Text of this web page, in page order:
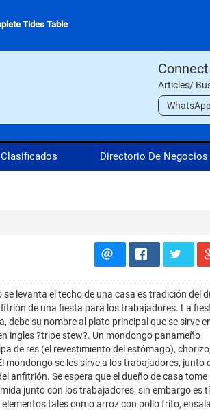
Tides Table
Articles/
Clasificados Directorio De Negocios
se levanta el techo de una casa es tradición del
de una fiesta para los trabajadores. La
debe su nombre al plato principal que se sirve
ingles ?tripe stew?. Un mondongo panameño
de res (el revestimiento del estómago), chorizo,
mondongo se les sirve a los trabajadores, junto
anfitrión. Se espera que el dueño de casa tome
junto con los trabajadores, sin embargo es
tales como arroz con pollo frito,